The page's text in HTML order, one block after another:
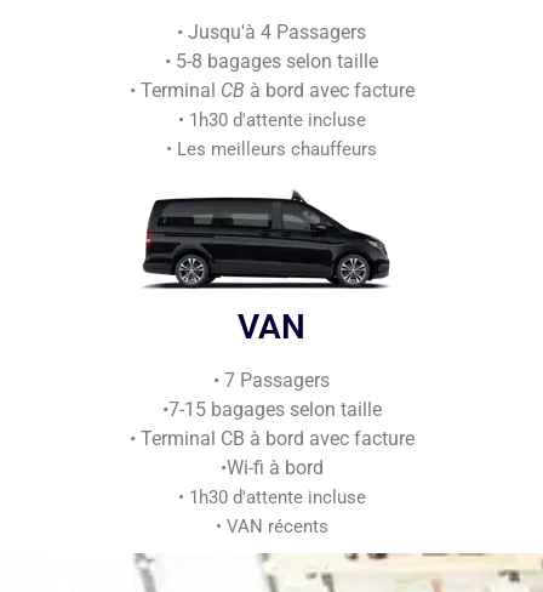
• Jusqu'à 4 Passagers
• 5-8 bagages selon taille
• Terminal CB à bord avec facture
• 1h30 d'attente incluse
• Les meilleurs chauffeurs
VAN
• 7 Passagers
•7-15 bagages selon taille
• Terminal CB à bord avec facture
•Wi-fi à bord
• 1h30 d'attente incluse
• VAN récents